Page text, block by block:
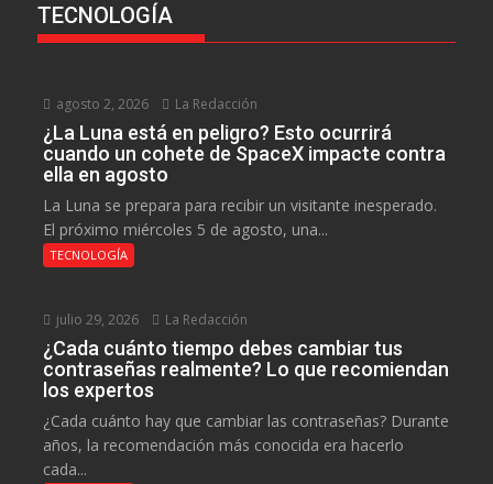
TECNOLOGÍA
agosto 2, 2026 La Redacción
¿La Luna está en peligro? Esto ocurrirá
cuando un cohete de SpaceX impacte contra
ella en agosto
La Luna se prepara para recibir un visitante inesperado.
El próximo miércoles 5 de agosto, una...
TECNOLOGÍA
julio 29, 2026 La Redacción
¿Cada cuánto tiempo debes cambiar tus
contraseñas realmente? Lo que recomiendan
los expertos
¿Cada cuánto hay que cambiar las contraseñas? Durante
años, la recomendación más conocida era hacerlo
cada...